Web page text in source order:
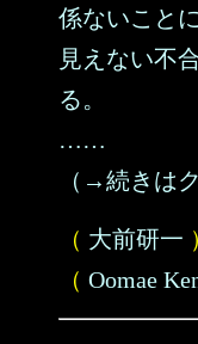
係ないこと
見えない不
る。
……
（→続きは
（ 大前研一
（ Oomae